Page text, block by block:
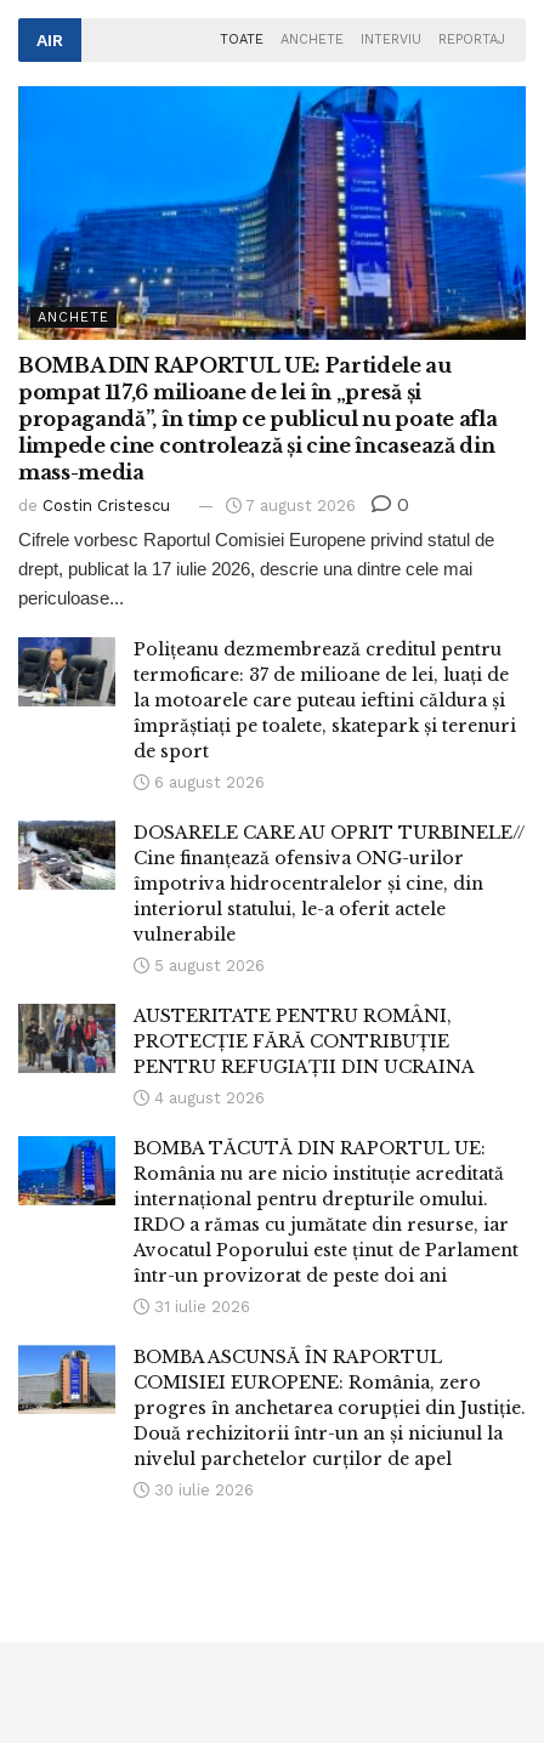
AIR TOATE ANCHETE INTERVIU REPORTAJ
ANCHETE
BOMBA DIN RAPORTUL UE: Partidele au
pompat 117,6 milioane de lei în „presă și
propagandă”, în timp ce publicul nu poate afla
limpede cine controlează și cine încasează din
mass-media
de Costin Cristescu 7 august 2026 0
Cifrele vorbesc Raportul Comisiei Europene privind statul de
drept, publicat la 17 iulie 2026, descrie una dintre cele mai
periculoase...
Polițeanu dezmembrează creditul pentru
termoficare: 37 de milioane de lei, luați de
la motoarele care puteau ieftini căldura și
împrăștiați pe toalete, skatepark și terenuri
de sport
6 august 2026
DOSARELE CARE AU OPRIT TURBINELE//
Cine finanțează ofensiva ONG-urilor
împotriva hidrocentralelor și cine, din
interiorul statului, le-a oferit actele
vulnerabile
5 august 2026
AUSTERITATE PENTRU ROMÂNI,
PROTECȚIE FĂRĂ CONTRIBUȚIE
PENTRU REFUGIAȚII DIN UCRAINA
4 august 2026
BOMBA TĂCUTĂ DIN RAPORTUL UE:
România nu are nicio instituție acreditată
internațional pentru drepturile omului.
IRDO a rămas cu jumătate din resurse, iar
Avocatul Poporului este ținut de Parlament
într-un provizorat de peste doi ani
31 iulie 2026
BOMBA ASCUNSĂ ÎN RAPORTUL
COMISIEI EUROPENE: România, zero
progres în anchetarea corupției din Justiție.
Două rechizitorii într-un an și niciunul la
nivelul parchetelor curților de apel
30 iulie 2026